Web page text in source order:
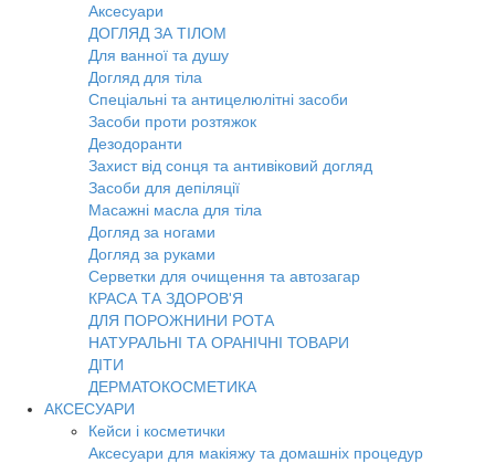
Аксесуари
ДОГЛЯД ЗА ТІЛОМ
Для ванної та душу
Догляд для тіла
Спеціальні та антицелюлітні засоби
Засоби проти розтяжок
Дезодоранти
Захист від сонця та антивіковий догляд
Засоби для депіляції
Масажні масла для тіла
Догляд за ногами
Догляд за руками
Серветки для очищення та автозагар
КРАСА ТА ЗДОРОВ'Я
ДЛЯ ПОРОЖНИНИ РОТА
НАТУРАЛЬНІ ТА ОРАНІЧНІ ТОВАРИ
ДІТИ
ДЕРМАТОКОСМЕТИКА
АКСЕСУАРИ
Кейси і косметички
Аксесуари для макіяжу та домашніх процедур